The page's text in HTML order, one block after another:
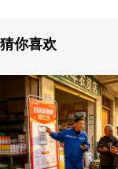
猜你喜欢